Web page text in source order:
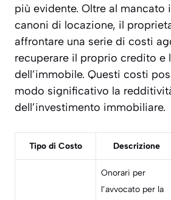
più evidente. Oltre al mancato
canoni di locazione, il
affrontare una serie di costi
recuperare il proprio credito e
dell’immobile. Questi costi
modo significativo la
dell’investimento immobiliare.
Tipo di Costo Descrizione
Onorari per
l’avvocato per la